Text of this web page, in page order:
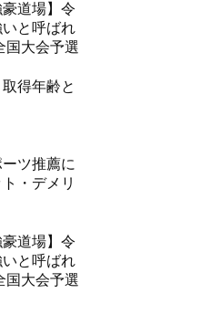
道場】令
と呼ばれ
国大会予選
得年齢と
ーツ推薦に
・デメリ
道場】令
と呼ばれ
国大会予選